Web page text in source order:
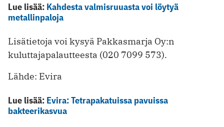
Lue lisää: Kahdesta valmisruuasta voi löytyä
metallinpaloja
Lisätietoja voi kysyä Pakkasmarja Oy:n
kuluttajapalautteesta (020 7099 573).
Lähde: Evira
Lue lisää: Evira: Tetrapakatuissa pavuissa
bakteerikasvua